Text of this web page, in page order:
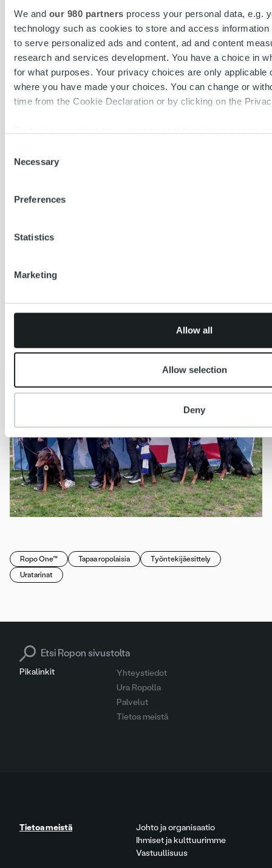
We and our 980 partners process your personal data, e.g.
technology such as cookies to store and access
to serve personalized ads and content, ad and content
research and services development. You have a choice in
for what purposes. Your privacy choices are only applicable
where you have made your choices. You can change or
time from the Cookie Declaration or by clicking on the
social media, advertising and analytics partners who may
their services.
Selection
Necessary
Preferences
Statistics
Marketing
Allow all
Allow selection
Deny
Kun häneltä kysytään, mikä IGP:ssä ja Ropon työssä on
eniten yhteistä, vastaus tulee empimättä: tiimityö.
Kumpikaan ei ole soololaji. IGP:ssä menestys riippuu
vievät pitkälle, mutta ihmiset rinnallasi tekevät sen
Ropolla.”
Product Owner
Ropo One™ Tapaa ropolaisia
Työntekijäesittely
Uratarinat
Pikalinkit
Yhteystiedot
Ura Ropolla
Palvelut
Tietoa meistä
Search for:
Tietoa meistä
Johto ja organisaatio
Ihmiset ja kulttuurimme
Vastuullisuus